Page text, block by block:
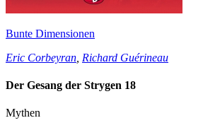
Bunte Dimensionen
Eric Corbeyran Richard Guérineau
Der Gesang der Strygen 18
Mythen